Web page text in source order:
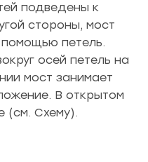
подведены к
стороны, мост
петель.
осей петель на
мост занимает
В открытом
(см. Схему).